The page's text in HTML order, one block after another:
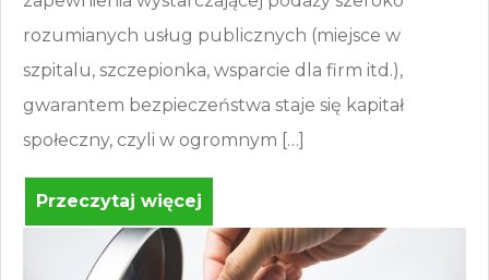
rozumianych usług publicznych (miejsce w
szpitalu, szczepionka, wsparcie dla firm itd.),
gwarantem bezpieczeństwa staje się kapitał
społeczny, czyli w ogromnym […]
Przeczytaj więcej